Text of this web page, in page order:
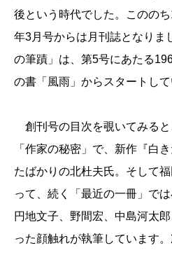
後という時代でした。このの
年3月号からは月刊誌となりま
の筆蹟」は、第5号にあたる
の書「風雨」からスタートして
創刊号の目次を覗いてみる
「作家の秘密」で、新作『白
たばかりの北杜夫氏。そして
って、続く「最近の一冊」で
円地文子、野間宏、中島河太
った顔触れが執筆しています